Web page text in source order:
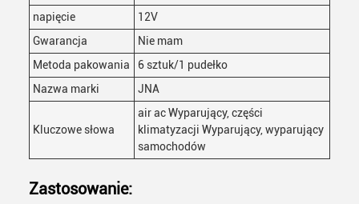
Zatwierdź
napięcie
12V
Gwarancja
Nie mam
Metoda pakowania
6 sztuk/1 pudełko
Nazwa marki
JNA
Kluczowe słowa
air ac Wyparujący, części
klimatyzacji Wyparujący, wyparujący
samochodów
Zastosowanie: